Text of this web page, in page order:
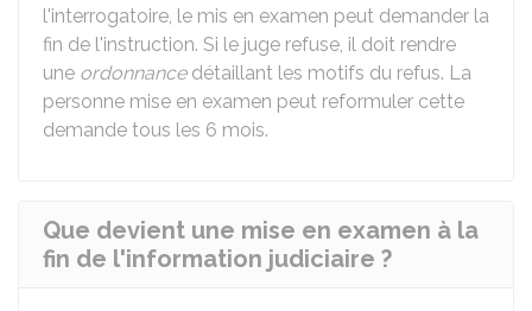
l'interrogatoire, le mis en examen peut demander la
fin de l'instruction. Si le juge refuse, il doit rendre
une ordonnancedétaillant les motifs du refus. La
personne mise en examen peut reformuler cette
demande tous les 6 mois.
Que devient une mise en examen à la
fin de l'information judiciaire ?